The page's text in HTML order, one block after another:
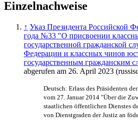
Einzelnachweise
↑ Указ Президента Российской
года №33 "О присвоении
государственной гражданской
Федерации и классных чинов
государственным гражданским
abgerufen am 26. April 2023
Deutsch: Erlass des Präsidenten
vom 27. Januar 2014 "Über die
staatlichen öffentlichen Dienstes
von Dienstgraden der Justiz an